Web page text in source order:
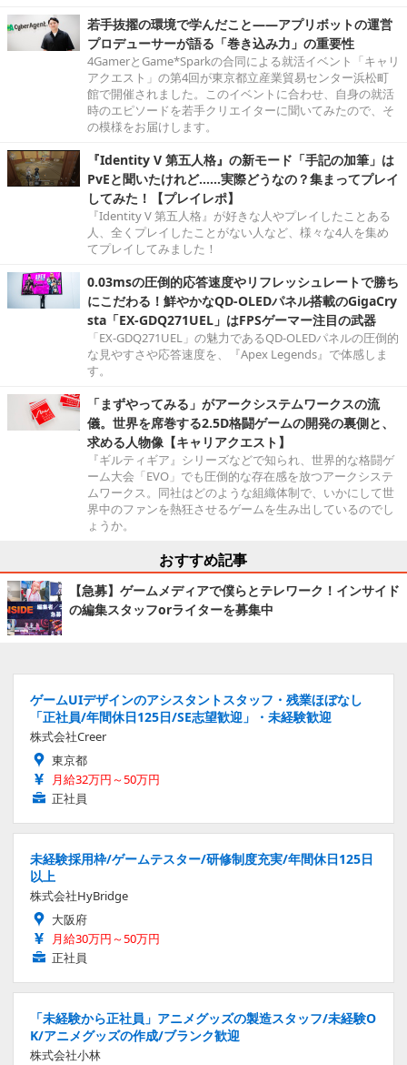
若手抜擢の環境で学んだこと――アプリボットの運営
プロデューサーが語る「巻き込み力」の重要性
4GamerとGame*Sparkの合同による就活イベント「キャリ
アクエスト」の第4回が東京都立産業貿易センター浜松町
館で開催されました。このイベントに合わせ、自身の就活
時のエピソードを若手クリエイターに聞いてみたので、そ
の模様をお届けします。
『Identity V 第五人格』の新モード「手記の加筆」は
PvEと聞いたけれど……実際どうなの？集まってプレイ
してみた！【プレイレポ】
『Identity V 第五人格』が好きな人やプレイしたことある
人、全くプレイしたことがない人など、様々な4人を集め
てプレイしてみました！
0.03msの圧倒的応答速度やリフレッシュレートで勝ち
にこだわる！鮮やかなQD-OLEDパネル搭載のGigaCry
sta「EX-GDQ271UEL」はFPSゲーマー注目の武器
「EX-GDQ271UEL」の魅力であるQD-OLEDパネルの圧倒的
な見やすさや応答速度を、『Apex Legends』で体感しま
す。
「まずやってみる」がアークシステムワークスの流
儀。世界を席巻する2.5D格闘ゲームの開発の裏側と、
求める人物像【キャリアクエスト】
『ギルティギア』シリーズなどで知られ、世界的な格闘ゲ
ーム大会「EVO」でも圧倒的な存在感を放つアークシステ
ムワークス。同社はどのような組織体制で、いかにして世
界中のファンを熱狂させるゲームを生み出しているのでし
ょうか。
おすすめ記事
【急募】ゲームメディアで僕らとテレワーク！インサイド
の編集スタッフorライターを募集中
ゲームUIデザインのアシスタントスタッフ・残業ほぼなし
「正社員/年間休日125日/SE志望歓迎」・未経験歓迎
株式会社Creer
東京都
月給32万円～50万円
正社員
未経験採用枠/ゲームテスター/研修制度充実/年間休日125日
以上
株式会社HyBridge
大阪府
月給30万円～50万円
正社員
「未経験から正社員」アニメグッズの製造スタッフ/未経験O
K/アニメグッズの作成/ブランク歓迎
株式会社小林